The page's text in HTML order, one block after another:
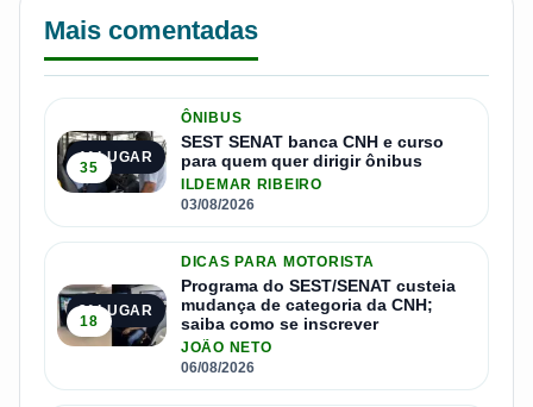
Mais comentadas
1º LUGAR
35
ÔNIBUS
SEST SENAT banca CNH e curso
para quem quer dirigir ônibus
ILDEMAR RIBEIRO
03/08/2026
2º LUGAR
18
DICAS PARA MOTORISTA
Programa do SEST/SENAT custeia
mudança de categoria da CNH;
saiba como se inscrever
JOÃO NETO
06/08/2026